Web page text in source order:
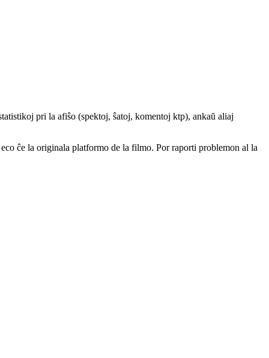
pri la afiŝo (spektoj, ŝatoj, komentoj ktp), ankaŭ aliaj
ĉe la originala platformo de la filmo. Por raporti problemon al la